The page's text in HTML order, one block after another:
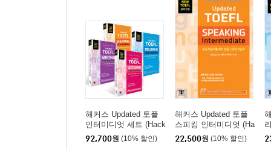
해커스 Updated 토플
인터미디엇 세트 (Hack
ers Updated TOEFL Int
ermediate)
92,700원 (10% 할인)
해커스 Updated 토플
스피킹 인터미디엇 (Ha
ckers Updated TOEFL
SPEAKING Intermedia
22,500원 (10% 할인)